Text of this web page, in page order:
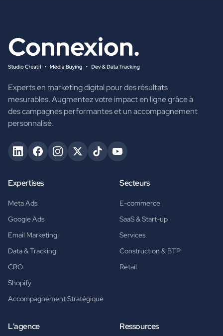
Experts en marketing digital pour des résultats
mesurables. Augmentez votre impact en ligne grâce à
des campagnes performantes et un accompagnement
personnalisé.
Expertises
Meta Ads
Google Ads
Email Marketing
Data & Tracking
CRO
Shopify
Accompagnement Stratégique
Secteurs
E-commerce
SaaS & Start-up
Services
Construction & BTP
Retail
L'agence Ressources